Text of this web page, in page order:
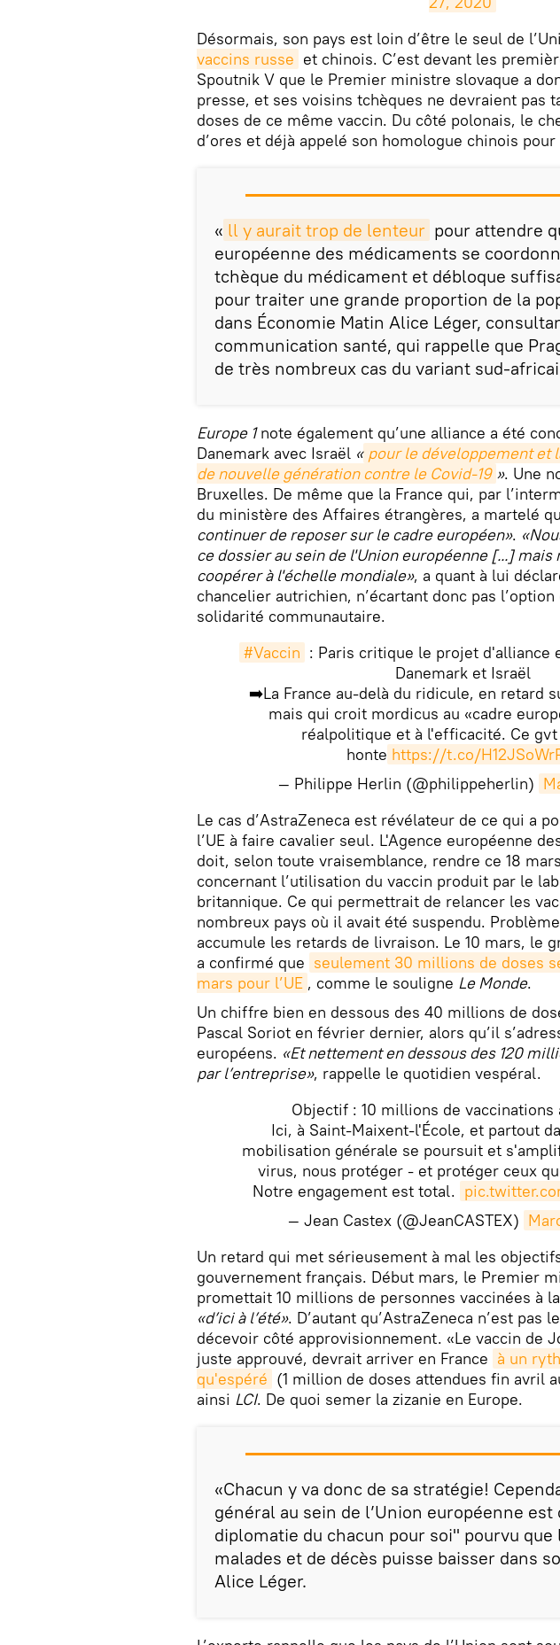
​Désormais, son pays est loin d’être le seul de
vaccins russe et chinois. C’est devant les
Spoutnik V que le Premier ministre slovaque a
presse, et ses voisins tchèques ne devraient pas
doses de ce même vaccin. Du côté polonais, le
d’ores et déjà appelé son homologue chinois pour
« ll y aurait trop de lenteur pour attendre
européenne des médicaments se
tchèque du médicament et débloque
pour traiter une grande proportion de la
dans Économie Matin Alice Léger,
communication santé, qui rappelle que
de très nombreux cas du variant sud-
Europe 1note également qu’une alliance a été
Danemark avec Israël « pour le développement et
de nouvelle génération contre le Covid-19 ». Une
Bruxelles. De même que la France qui, par
du ministère des Affaires étrangères, a martelé
continuer de reposer sur le cadre européen».
ce dossier au sein de l'Union européenne [...] mais
coopérer à l'échelle mondiale», a quant à lui
chancelier autrichien, n’écartant donc pas
solidarité communautaire.
#Vaccin : Paris critique le projet d'alliance
Danemark et Israël
➡️La France au-delà du ridicule, en retard
mais qui croit mordicus au «cadre
réalpolitique et à l'efficacité. Ce
honte https://t.co/
— Philippe Herlin (@philippeherlin)
​Le cas d’AstraZeneca est révélateur de ce qui a
l’UE à faire cavalier seul. L'Agence européenne
doit, selon toute vraisemblance, rendre ce 18
concernant l’utilisation du vaccin produit par le
britannique. Ce qui permettrait de relancer les
nombreux pays où il avait été suspendu.
accumule les retards de livraison. Le 10 mars, le
a confirmé que seulement 30 millions de doses
mars pour l’UE , comme le souligne Le Monde.
Un chiffre bien en dessous des 40 millions de
Pascal Soriot en février dernier, alors qu’il
européens. «Et nettement en dessous des 120
par l’entreprise», rappelle le quotidien vespéral.
Objectif : 10 millions de vaccinations
Ici, à Saint-Maixent-l'École, et partout
mobilisation générale se poursuit et
virus, nous protéger - et protéger ceux
Notre engagement est total.
— Jean Castex (@JeanCASTEX)
​Un retard qui met sérieusement à mal les
gouvernement français. Début mars, le Premier
promettait 10 millions de personnes vaccinées à
«d’ici à l’été». D’autant qu’AstraZeneca n’est pas
décevoir côté approvisionnement. «Le vaccin de
juste approuvé, devrait arriver en France à un
qu'espéré (1 million de doses attendues fin avril
ainsi LCI. De quoi semer la zizanie en Europe.
«Chacun y va donc de sa stratégie!
général au sein de l’Union européenne est
diplomatie du chacun pour soi" pourvu que
malades et de décès puisse baisser dans
Alice Léger.